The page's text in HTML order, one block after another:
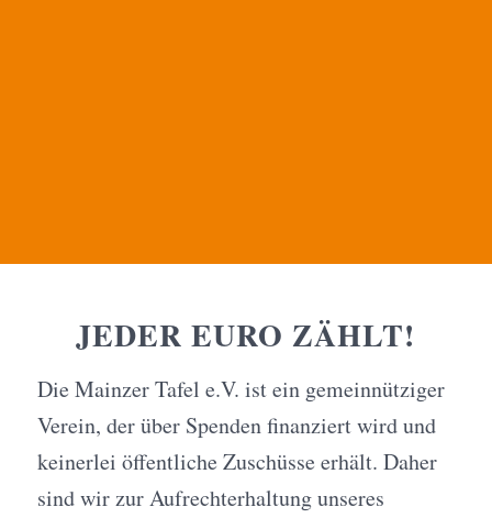
JEDER EURO ZÄHLT!
Die Mainzer Tafel e.V. ist ein gemeinnütziger
Verein, der über Spenden finanziert wird und
keinerlei öffentliche Zuschüsse erhält. Daher
sind wir zur Aufrechterhaltung unseres